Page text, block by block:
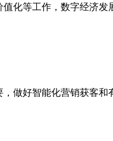
化等工作，数字经济
做好智能化营销获客和